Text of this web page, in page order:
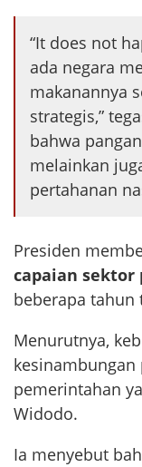
“It does not
ada negara
makanannya
strategis,”
bahwa
melainkan
pertahanan
Presiden
capaian sektor
beberapa tahun
Menurutnya,
pemerintahan
Widodo.
Ia menyebut